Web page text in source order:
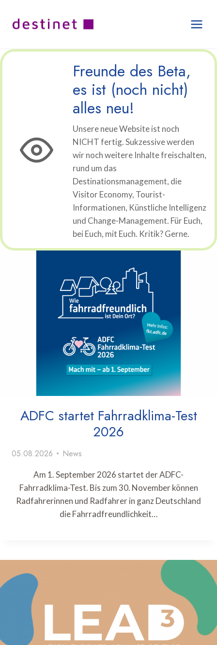
Inhalt
springen
Freunde des Beta,
es ist (noch nicht)
alles neu!
Unsere neue Website ist noch
NICHT fertig. Sukzessive werden
wir noch weitere Inhalte freischalten,
rund um das
Destinationsmanagement, die
Visitor Economy, Tourist-
Informationen, Künstliche Intelligenz
und Change-Management. Für Euch,
bei Euch, mit Euch. Kritik? Gerne.
ADFC startet Fahrradklima-Test
2026
05.08.2026 News
Am 1. September 2026 startet der ADFC-
Fahrradklima-Test. Bis zum 30. November können
Radfahrerinnen und Radfahrer in ganz Deutschland
die Fahrradfreundlichkeit…